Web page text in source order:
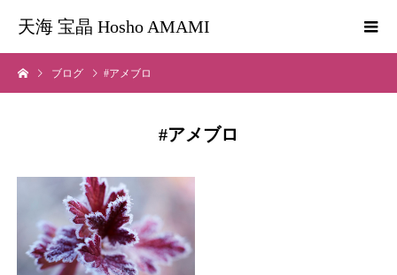
天海 宝晶 Hosho AMAMI
ブログ #アメブロ
#アメブロ